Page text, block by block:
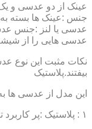
عینک از دو عدسی و
جنس :عینک ها بسته به
عدسی هایی را از
نکات مثبت این نوع
بیفتند.پلاستیک
این مدل از عدسی ها
۱ : پلاستیک :پر کاربرد ترین نوع عدسی در صنعت عینک سازی پلاستیک CR39 میباشد که بسته به نوع پوشش آنها،به انواعی نظیر : پلاستیک ساده،پلاستیک آنتی رفلکس،پلاستیک ضد خش،پلاستیک آب گریز و …..